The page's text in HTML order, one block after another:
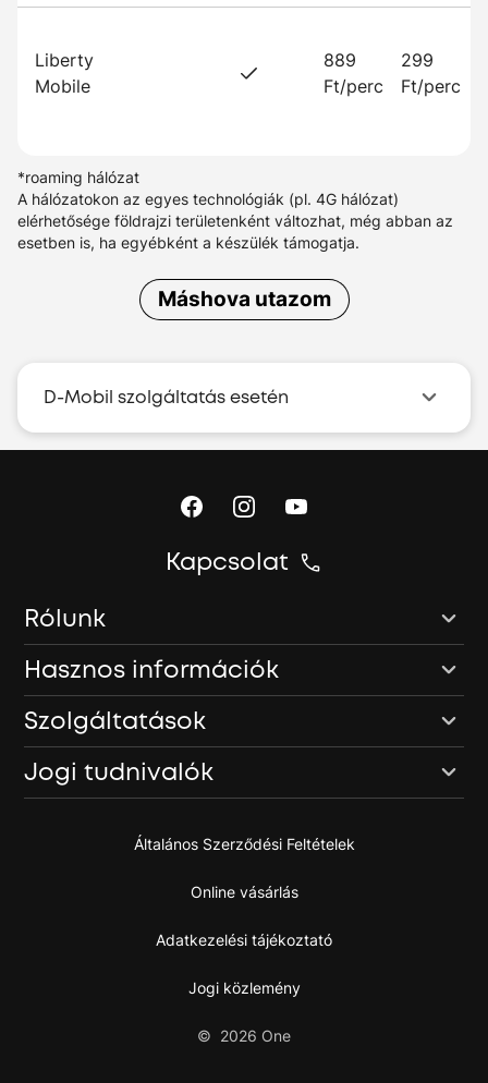
Liberty
Mobile
889
Ft/perc
299
Ft/perc
*roaming hálózat
A hálózatokon az egyes technológiák (pl. 4G hálózat)
elérhetősége földrajzi területenként változhat, még abban az
esetben is, ha egyébként a készülék támogatja.
Máshova utazom
D-Mobil szolgáltatás esetén
Kapcsolat
Rólunk
Hasznos információk
Szolgáltatások
Jogi tudnivalók
Általános Szerződési Feltételek
Online vásárlás
Adatkezelési tájékoztató
Jogi közlemény
© 2026 One